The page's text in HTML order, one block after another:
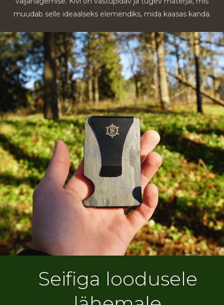
muudab selle ideaalseks elemendiks, mida kaasas kanda.
Seifiga loodusele